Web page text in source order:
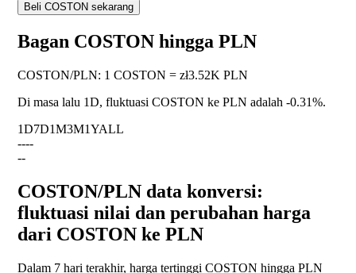
Beli COSTON sekarang
Bagan COSTON hingga PLN
COSTON/PLN: 1 COSTON = zł3.52K PLN
Di masa lalu 1D, fluktuasi COSTON ke PLN adalah -0.31%.
1D7D1M3M1YALL
----
--
COSTON/PLN data konversi:
fluktuasi nilai dan perubahan harga
dari COSTON ke PLN
Dalam 7 hari terakhir, harga tertinggi COSTON hingga PLN